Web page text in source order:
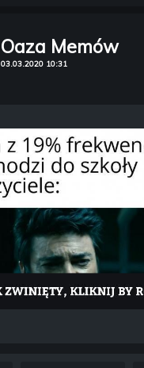
Oaza Memów
03.03.2020 10:31